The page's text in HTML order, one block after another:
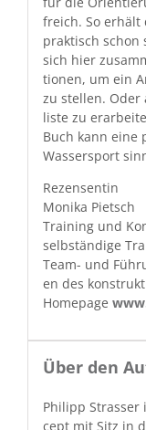
fre­ich. So erhält
prak­tisch schon
sich hier
tio­nen, um ein
zu stellen. Oder
liste zu
Buch kann eine
Wasser­sport
Rezensentin
Moni­ka Pietsch
Train­ing und
selb­ständi­ge
Team- und
en des
Home­page
Über den
Philipp
cept mit Sitz in